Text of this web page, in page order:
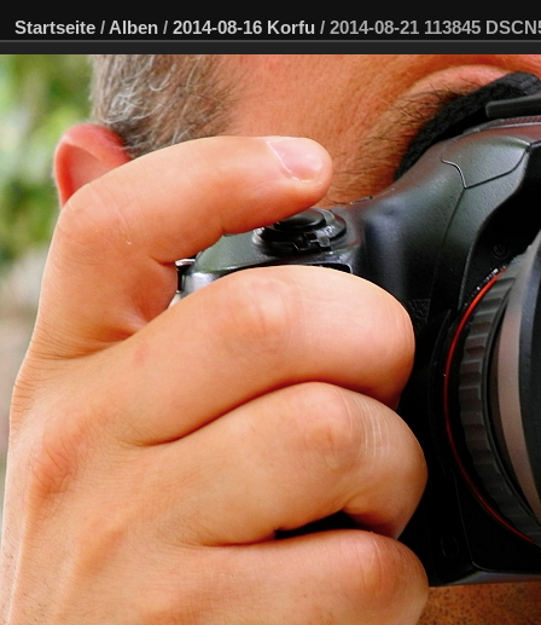
Startseite / Alben / 2014-08-16 Korfu / 2014-08-21 113845